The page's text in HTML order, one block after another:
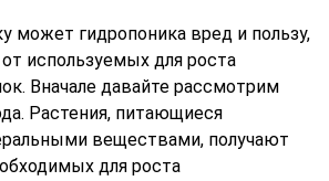
может гидропоника вред и пользу,
используемых для роста
Вначале давайте рассмотрим
Растения, питающиеся
веществами, получают
для роста